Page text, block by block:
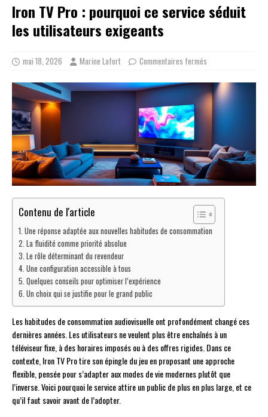
Iron TV Pro : pourquoi ce service séduit
les utilisateurs exigeants
mai 18, 2026 Marine Lafort Commentaires fermés
Contenu de l'article
Une réponse adaptée aux nouvelles habitudes de consommation
La fluidité comme priorité absolue
Le rôle déterminant du revendeur
Une configuration accessible à tous
Quelques conseils pour optimiser l’expérience
Un choix qui se justifie pour le grand public
Les habitudes de consommation audiovisuelle ont profondément changé ces
dernières années. Les utilisateurs ne veulent plus être enchaînés à un
téléviseur fixe, à des horaires imposés ou à des offres rigides. Dans ce
contexte, Iron TV Pro tire son épingle du jeu en proposant une approche
flexible, pensée pour s’adapter aux modes de vie modernes plutôt que
l’inverse. Voici pourquoi le service attire un public de plus en plus large, et ce
qu’il faut savoir avant de l’adopter.